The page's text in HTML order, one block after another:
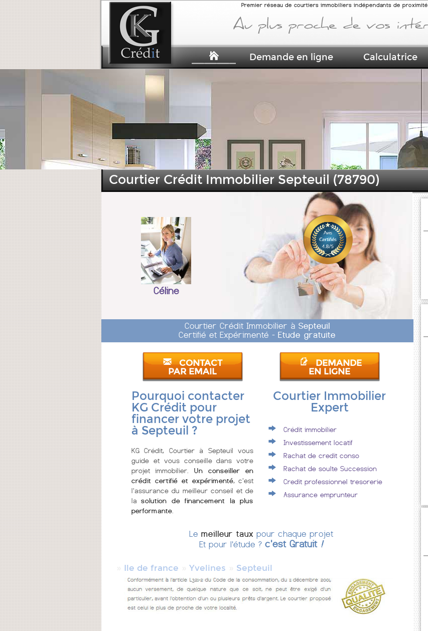
Courtier Crédit Immobilier Septeuil (78790)
Céline
Courtier Crédit Immobilier à Septeuil
Certifié et Expérimenté -Etude gratuite
CONTACT
PAR EMAIL
DEMANDE
EN LIGNE
Pourquoi contacter
KG Crédit pour
financer votre projet
à Septeuil ?
KG Crédit, Courtier à Septeuil vous
guide et vous conseille dans votre
projet immobilier. Un conseiller en
crédit certifié et expérimenté, c'est
l'assurance du meilleur conseil et de
lasolution de financement la plus
performante
Courtier Immobilier
Expert
Crédit immobilier
Investissement locatif
Rachat de credit conso
Rachat de soulte Succession
Credit professionnel tresorerie
Assurance emprunteur
Le meilleur taux pour chaque projet
Et pour l'étude ?c'est Gratuit !
Ile de france Yvelines Septeuil
150 000 euros
Premier réseau de courtiers immobiliers indépendants de proximité
Demande en ligne Calculatrice